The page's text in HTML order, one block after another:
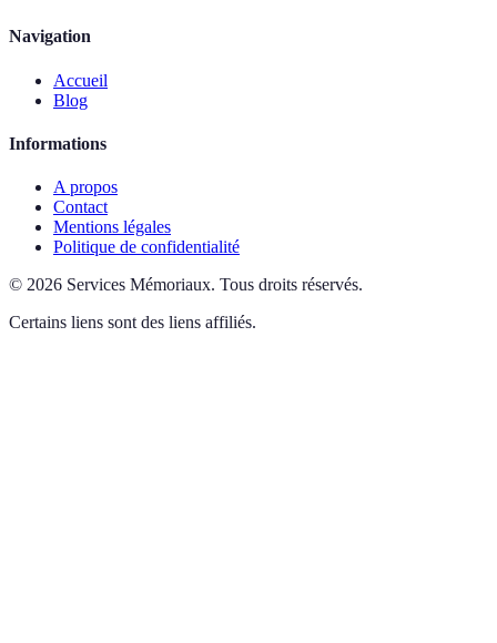
Navigation
Accueil
Blog
Informations
A propos
Contact
Mentions légales
Politique de confidentialité
© 2026 Services Mémoriaux. Tous droits réservés.
Certains liens sont des liens affiliés.